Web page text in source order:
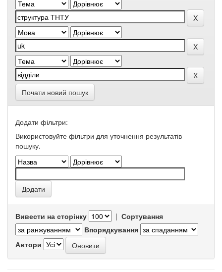
Почати новий пошук
Додати фільтри:
Використовуйте фільтри для уточнення результатів
пошуку.
Вивести на сторінку | Сортування
Впорядкування
Автори